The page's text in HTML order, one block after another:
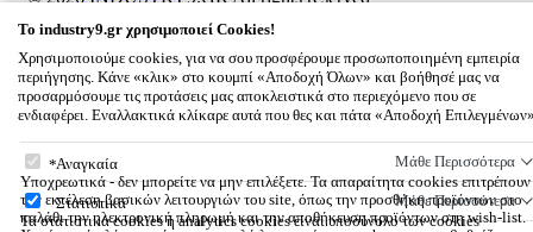
Designed & developed by
Το Καλάθι Σου
0
Βάλε κάτι στο καλάθι σου
To industry9.gr χρησιμοποιεί Cookies!
Χρησιμοποιούμε cookies, για να σου προσφέρουμε προσωποποιημένη εμπειρία
περιήγησης. Κάνε «κλικ» στο κουμπί «Αποδοχή Όλων» και βοήθησέ μας να
προσαρμόσουμε τις προτάσεις μας αποκλειστικά στο περιεχόμενο που σε
ενδιαφέρει. Εναλλακτικά κλίκαρε αυτά που θες και πάτα «Αποδοχή
To
Αναγκαία Μάθε Περισσότερα
Υποχρεωτικά - δεν μπορείτε να μην επιλέξετε. Τα απαραίτητα cookies επιτρέπουν
την εκτέλεση βασικών λειτουργιών του site, όπως την προσθήκη προϊόντων στο
καλάθι την ηλεκτρονική πληρωμή και την αποθήκευση προϊόντων στη wish-list.
Στατιστικά Μάθε Περισσότερα
Τα στατιστικά cookies ή analytics cookies είναι υποσύνολο των cookies